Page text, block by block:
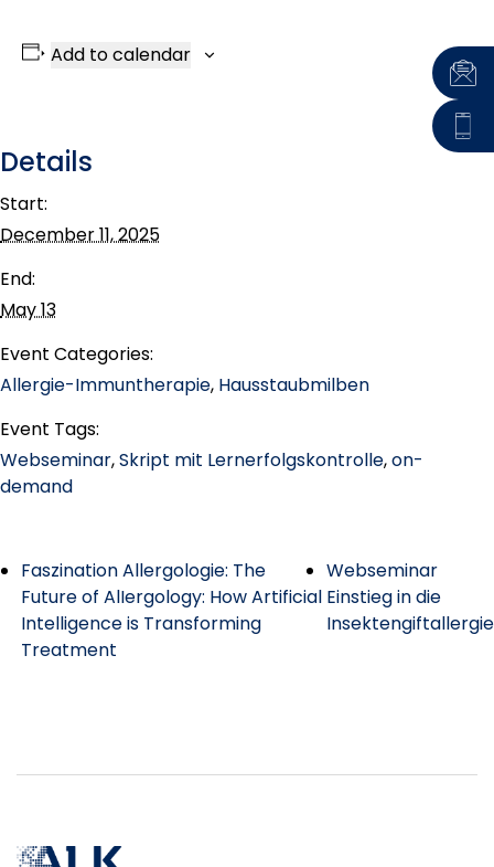
Add to calendar
Details
Start:
December 11, 2025
End:
May 13
Event Categories:
Allergie-Immuntherapie, Hausstaubmilben
Event Tags:
Webseminar,Skript mit Lernerfolgskontrolle,on-
demand
Faszination Allergologie: The
Future of AlIergology: How Artificial
Intelligence is Transforming
Treatment
Webseminar
Einstieg in die
Insektengiftallergie